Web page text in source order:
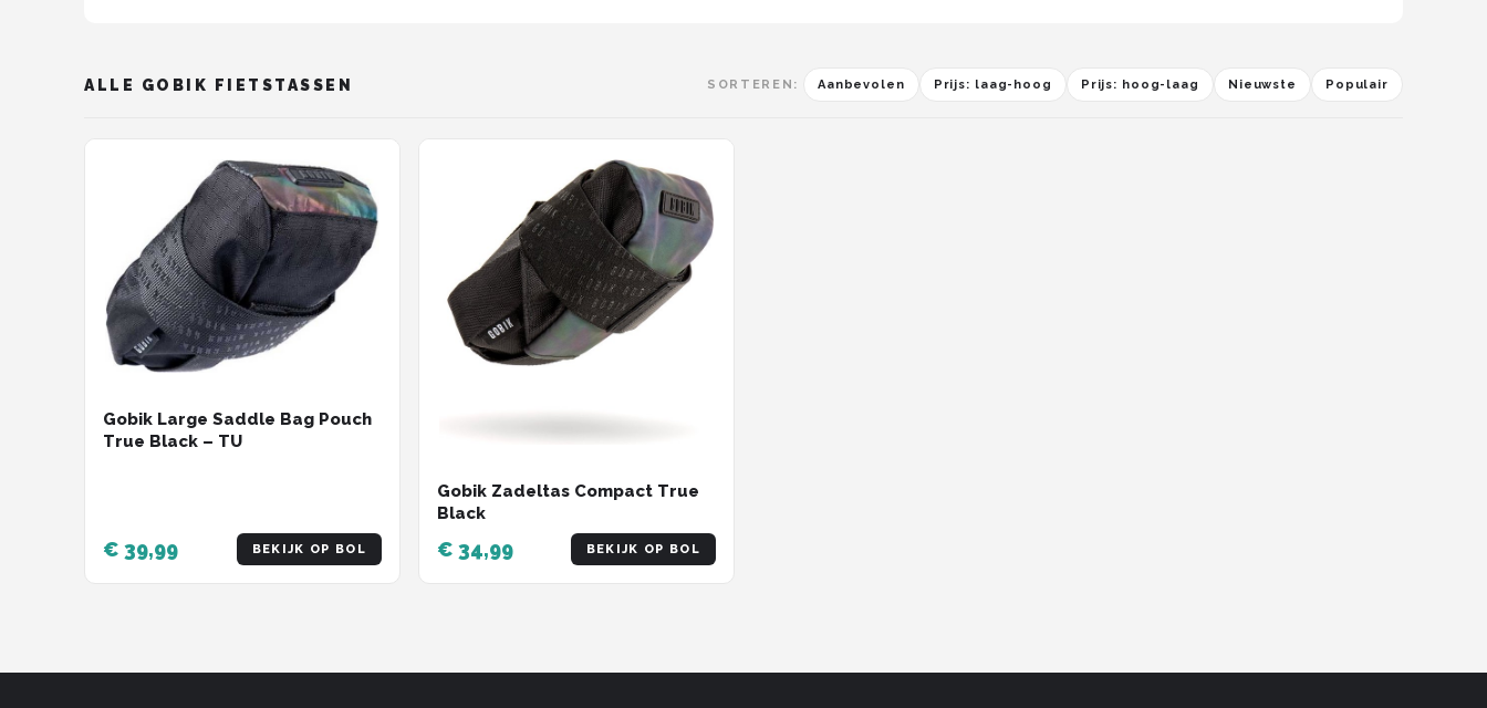
ALLE GOBIK FIETSTASSEN SORTEREN: Aanbevolen Prijs: laag-hoog Prijs: hoog-laag Nieuwste Populair
Gobik Large Saddle Bag Pouch
True Black – TU
€ 39,99 BEKIJK OP BOL
Gobik Zadeltas Compact True
Black
€ 34,99 BEKIJK OP BOL